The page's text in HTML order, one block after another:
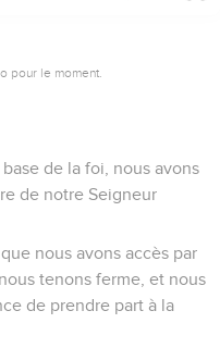
pour le moment.
de la foi, nous avons
de notre Seigneur
nous avons accès par
tenons ferme, et nous
de prendre part à la